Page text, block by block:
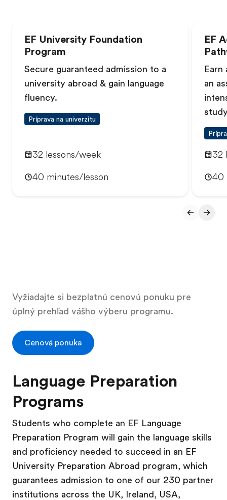
EF University Foundation
Program
Secure guaranteed admission to a
university abroad & gain language
fluency.
Príprava na univerzitu
32 lessons/week
40 minutes/lesson
EF
Earn
an
32
40
Vyžiadajte si bezplatnú cenovú ponuku pre
úplný prehľad vášho výberu programu.
Cenová ponuka
Language Preparation
Programs
Students who complete an EF Language
Preparation Program will gain the language skills
and proficiency needed to succeed in an EF
University Preparation Abroad program, which
guarantees admission to one of our 230 partner
institutions across the UK, Ireland, USA,